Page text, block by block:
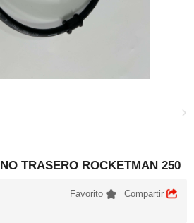
TRASERO ROCKETMAN 250
Favorito Compartir